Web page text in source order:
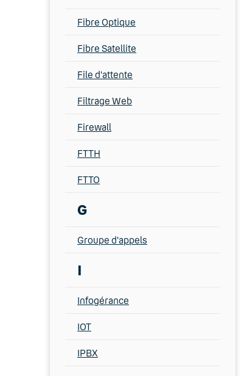
Fibre Optique
Fibre Satellite
File d'attente
Filtrage Web
Firewall
FTTH
FTTO
G
Groupe d'appels
I
Infogérance
IOT
IPBX